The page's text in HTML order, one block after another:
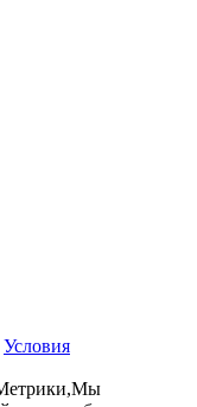
Условия